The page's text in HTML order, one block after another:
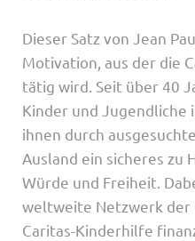
Dieser Satz von Jean
Motivation, aus der die
tätig wird. Seit über 40
Kinder und Jugendliche
ihnen durch
Ausland ein sicheres zu
Würde und Freiheit.
weltweite Netzwerk der
Caritas-Kinderhilfe